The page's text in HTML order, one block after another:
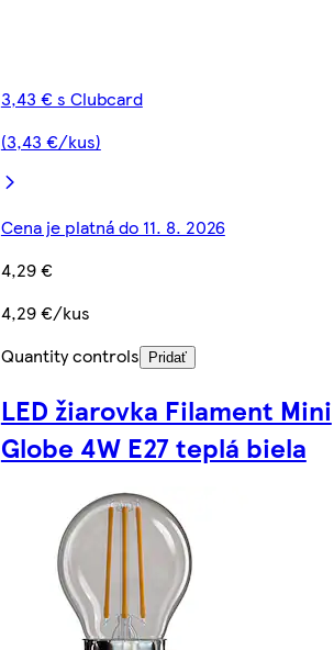
3,43 € s Clubcard
(3,43 €/kus)
Cena je platná do 11. 8. 2026
4,29 €
4,29 €/kus
Quantity controls
Pridať
LED žiarovka Filament Mini
Globe 4W E27 teplá biela